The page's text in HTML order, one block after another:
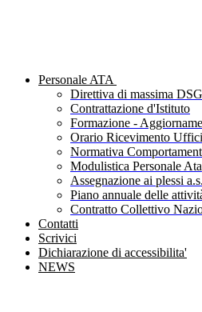
Personale ATA
Direttiva di massima
Contrattazione d'Istituto
Formazione -
Orario Ricevimento Uffici
Normativa
Modulistica Personale Ata
Assegnazione ai plessi
Piano annuale delle
Contratto Collettivo
Contatti
Scrivici
Dichiarazione di accessibilita'
NEWS